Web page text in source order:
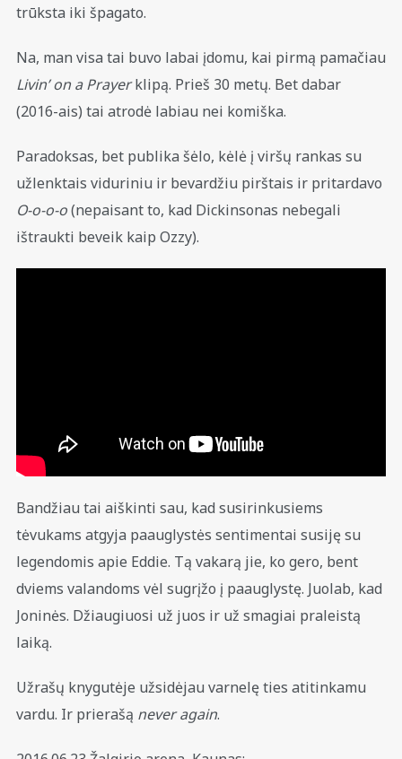
trūksta iki špagato.
Na, man visa tai buvo labai įdomu, kai pirmą pamačiau
Livin’ on a Prayerklipą. Prieš 30 metų. Bet dabar
(2016-ais) tai atrodė labiau nei komiška.
Paradoksas, bet publika šėlo, kėlė į viršų rankas su
užlenktais viduriniu ir bevardžiu pirštais ir pritardavo
O-o-o-o(nepaisant to, kad Dickinsonas nebegali
ištraukti beveik kaip Ozzy).
Bandžiau tai aiškinti sau, kad susirinkusiems
tėvukams atgyja paauglystės sentimentai susiję su
legendomis apie Eddie. Tą vakarą jie, ko gero, bent
dviems valandoms vėl sugrįžo į paauglystę. Juolab, kad
Joninės. Džiaugiuosi už juos ir už smagiai praleistą
laiką.
Užrašų knygutėje užsidėjau varnelę ties atitinkamu
vardu. Ir prierašą never again.